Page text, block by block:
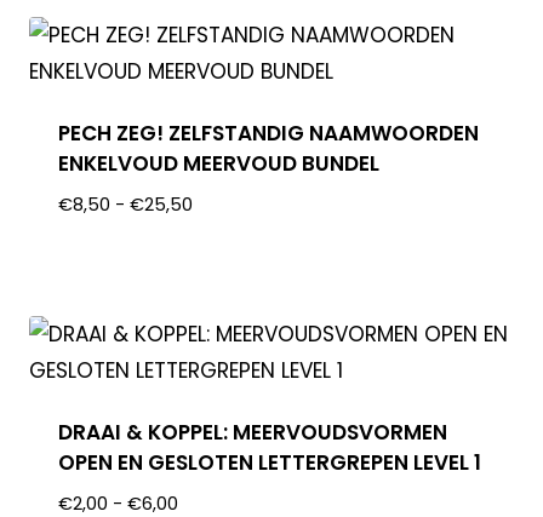
PECH ZEG! ZELFSTANDIG NAAMWOORDEN
ENKELVOUD MEERVOUD BUNDEL
€8,50 - €25,50
DRAAI & KOPPEL: MEERVOUDSVORMEN
OPEN EN GESLOTEN LETTERGREPEN LEVEL 1
€2,00 - €6,00